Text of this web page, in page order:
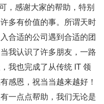
，感谢大家的帮助，特别
多有价值的事。所谓天时
合适的公司遇到合适的团
我认识了许多朋友，一路
我也完成了从传统 IT 领
感恩，祝当当越来越好！
一点点帮助，我们无论是